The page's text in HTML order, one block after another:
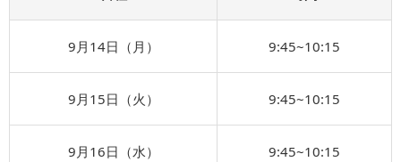
9⽉14⽇（月） 9:45~10:15
9⽉15⽇（火） 9:45~10:15
9⽉16⽇（水） 9:45~10:15